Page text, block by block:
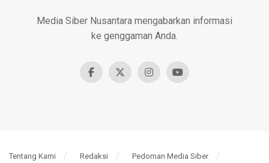
Media Siber Nusantara mengabarkan informasi
ke genggaman Anda.
Tentang Kami Redaksi Pedoman Media Siber